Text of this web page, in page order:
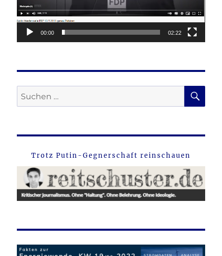
00:00 02:22
Suche
nach:
Trotz Putin-Gegnerschaft reinschauen